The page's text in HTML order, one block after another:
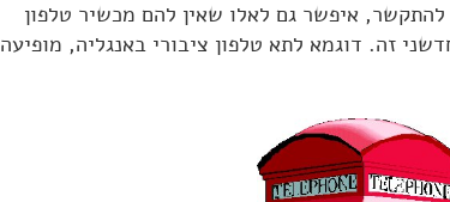
איפשר גם לאלו שאין להם מכשיר טלפון
זה. דוגמא לתא טלפון ציבורי באנגליה, מופיעה